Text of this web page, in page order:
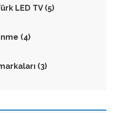
LED TV (5)
(4)
(3)